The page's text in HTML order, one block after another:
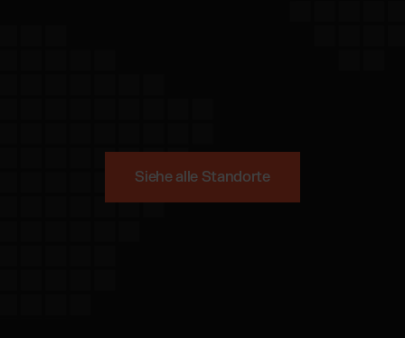
Siehe alle Standorte